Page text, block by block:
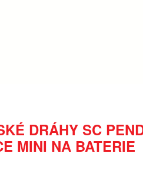
DRÁHY SC
MINI NA BATERIE